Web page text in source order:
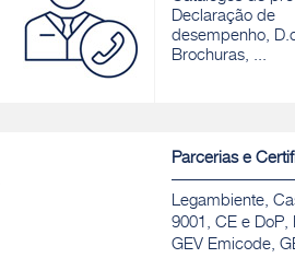
Declaração de
desempenho,
Brochuras, ...
Parcerias e
Legambiente,
9001, CE e DoP,
GEV Emicode,